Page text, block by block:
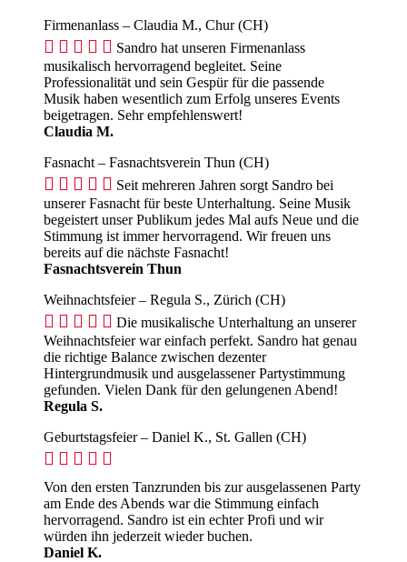
Firmenanlass – Claudia M., Chur (CH)
     Sandro hat unseren Firmenanlass
musikalisch hervorragend begleitet. Seine
Professionalität und sein Gespür für die passende
Musik haben wesentlich zum Erfolg unseres Events
beigetragen. Sehr empfehlenswert!
Claudia M.
Fasnacht – Fasnachtsverein Thun (CH)
     Seit mehreren Jahren sorgt Sandro bei
unserer Fasnacht für beste Unterhaltung. Seine Musik
begeistert unser Publikum jedes Mal aufs Neue und die
Stimmung ist immer hervorragend. Wir freuen uns
bereits auf die nächste Fasnacht!
Fasnachtsverein Thun
Weihnachtsfeier – Regula S., Zürich (CH)
     Die musikalische Unterhaltung an unserer
Weihnachtsfeier war einfach perfekt. Sandro hat genau
die richtige Balance zwischen dezenter
Hintergrundmusik und ausgelassener Partystimmung
gefunden. Vielen Dank für den gelungenen Abend!
Regula S.
Geburtstagsfeier – Daniel K., St. Gallen (CH)
    
Von den ersten Tanzrunden bis zur ausgelassenen Party
am Ende des Abends war die Stimmung einfach
hervorragend. Sandro ist ein echter Profi und wir
würden ihn jederzeit wieder buchen.
Daniel K.